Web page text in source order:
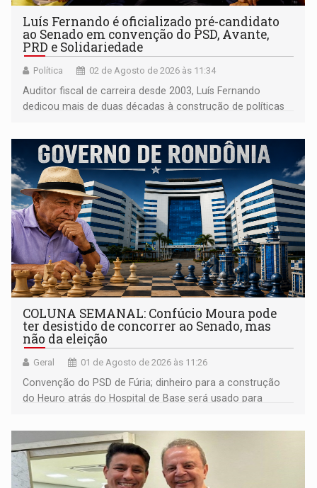
Luís Fernando é oficializado pré-candidato
ao Senado em convenção do PSD, Avante,
PRD e Solidariedade
Política 02 de Agosto de 2026 às 11:34
Auditor fiscal de carreira desde 2003, Luís Fernando
dedicou mais de duas décadas à construção de políticas
da Secretaria de Finanças (Sefin) por mais de sete anos
COLUNA SEMANAL: Confúcio Moura pode
ter desistido de concorrer ao Senado, mas
não da eleição
Geral 01 de Agosto de 2026 às 11:26
Convenção do PSD de Fúria; dinheiro para a construção
do Heuro atrás do Hospital de Base será usado para
contra trilheiros; Paróquia da Sagrada Família faz arraial; e
muito mais